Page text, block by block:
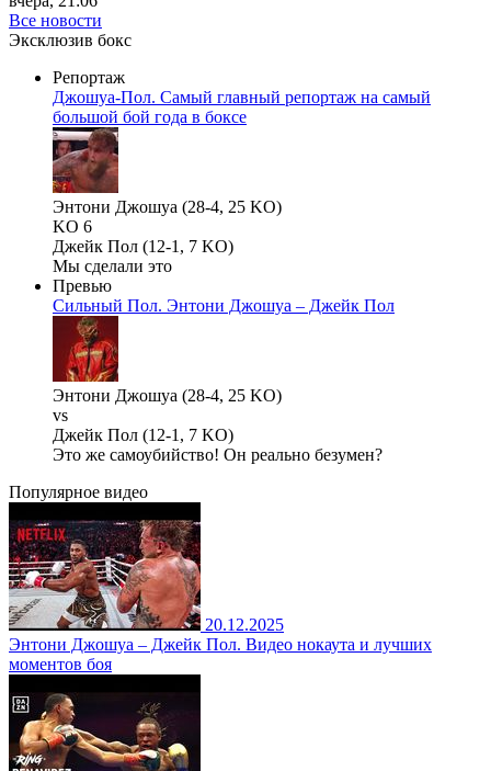
Все новости
Эксклюзив бокс
Репортаж
Джошуа-Пол. Самый главный репортаж на самый
большой бой года в боксе
Энтони Джошуа (28-4, 25 KO)
KO 6
Джейк Пол (12-1, 7 KO)
Мы сделали это
Превью
Сильный Пол. Энтони Джошуа – Джейк Пол
Энтони Джошуа (28-4, 25 KO)
vs
Джейк Пол (12-1, 7 KO)
Это же самоубийство! Он реально безумен?
Популярное видео
20.12.2025
Энтони Джошуа – Джейк Пол. Видео нокаута и лучших
моментов боя